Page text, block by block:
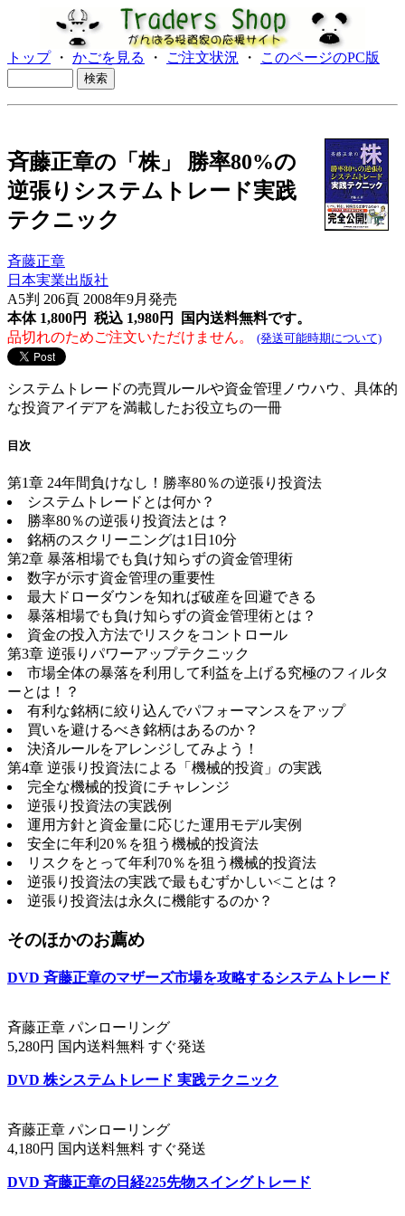
トップ・ かごを見る ・ ご注文状況 ・ このページのPC版
斉藤正章の「株」 勝率80%の
逆張りシステムトレード実践
テクニック
斉藤正章
日本実業出版社
A5判 206頁 2008年9月発売
本体 1,800円 税込 1,980円
国内送料無料です。
品切れのためご注文いただけません。
(発送可能時期について)
システムトレードの売買ルールや資金管理ノウハウ、具体的
な投資アイデアを満載したお役立ちの一冊
目次
第1章 24年間負けなし！勝率80％の逆張り投資法
システムトレードとは何か？
勝率80％の逆張り投資法とは？
銘柄のスクリーニングは1日10分
第2章 暴落相場でも負け知らずの資金管理術
数字が示す資金管理の重要性
最大ドローダウンを知れば破産を回避できる
暴落相場でも負け知らずの資金管理術とは？
資金の投入方法でリスクをコントロール
第3章 逆張りパワーアップテクニック
市場全体の暴落を利用して利益を上げる究極のフィルタ
ーとは！？
有利な銘柄に絞り込んでパフォーマンスをアップ
買いを避けるべき銘柄はあるのか？
決済ルールをアレンジしてみよう！
第4章 逆張り投資法による「機械的投資」の実践
完全な機械的投資にチャレンジ
逆張り投資法の実践例
運用方針と資金量に応じた運用モデル実例
安全に年利20％を狙う機械的投資法
リスクをとって年利70％を狙う機械的投資法
逆張り投資法の実践で最もむずかしい<ことは？
逆張り投資法は永久に機能するのか？
そのほかのお薦め
DVD 斉藤正章のマザーズ市場を攻略するシステムトレード
斉藤正章 パンローリング
5,280円 国内送料無料 すぐ発送
DVD 株システムトレード 実践テクニック
斉藤正章 パンローリング
4,180円 国内送料無料 すぐ発送
DVD 斉藤正章の日経225先物スイングトレード